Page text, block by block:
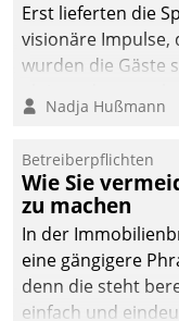
Erst lieferten die
visionäre Impulse,
wurden die Gäste
methodisch
Quartier.
zeigte Datatrain,
Neues zu bieten hat.
Nadja Hußmann
Betreiberpflichten
Wie Sie
zu machen
In der
eine gängigere
denn die steht
einfach und